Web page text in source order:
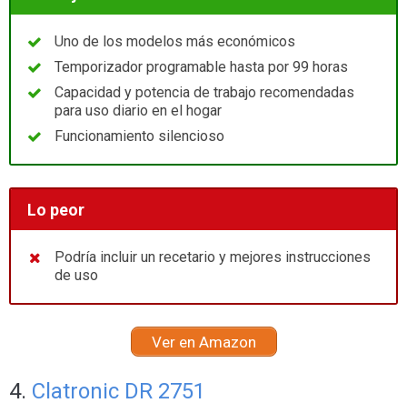
Uno de los modelos más económicos
Temporizador programable hasta por 99 horas
Capacidad y potencia de trabajo recomendadas
para uso diario en el hogar
Funcionamiento silencioso
Lo peor
Podría incluir un recetario y mejores instrucciones
de uso
Ver en Amazon
4. Clatronic DR 2751